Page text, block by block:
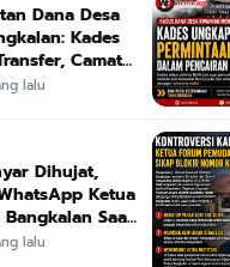
Dana Desa
Kades
Camat
lalu
Dihujat,
Ketua
Saat
lalu